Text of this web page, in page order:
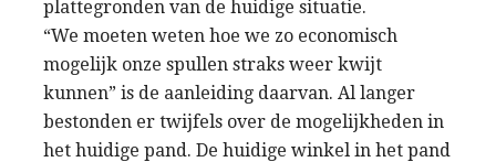
plattegronden van de huidige situatie.
“We moeten weten hoe we zo economisch
mogelijk onze spullen straks weer kwijt
kunnen” is de aanleiding daarvan. Al langer
bestonden er twijfels over de mogelijkheden in
het huidige pand. De huidige winkel in het pand